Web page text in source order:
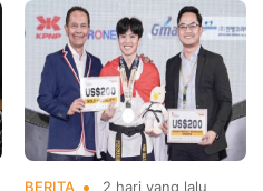
Nama Kampus di Kejurnas
Taekwondo
BERITA 2 hari yang lalu